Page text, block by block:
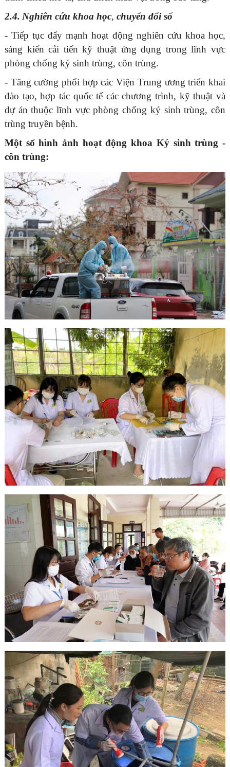
2.4. Nghiên cứu khoa học, chuyển đổi số
- Tiếp tục đẩy mạnh hoạt động nghiên cứu khoa học,
sáng kiến cải tiến kỹ thuật ứng dụng trong lĩnh vực
phòng chống ký sinh trùng, côn trùng.
- Tăng cường phối hợp các Viện Trung ương triển khai
đào tạo, hợp tác quốc tế các chương trình, kỹ thuật và
dự án thuộc lĩnh vực phòng chống ký sinh trùng, côn
trùng truyền bệnh.
Một số hình ảnh hoạt động khoa Ký sinh trùng -
côn trùng: